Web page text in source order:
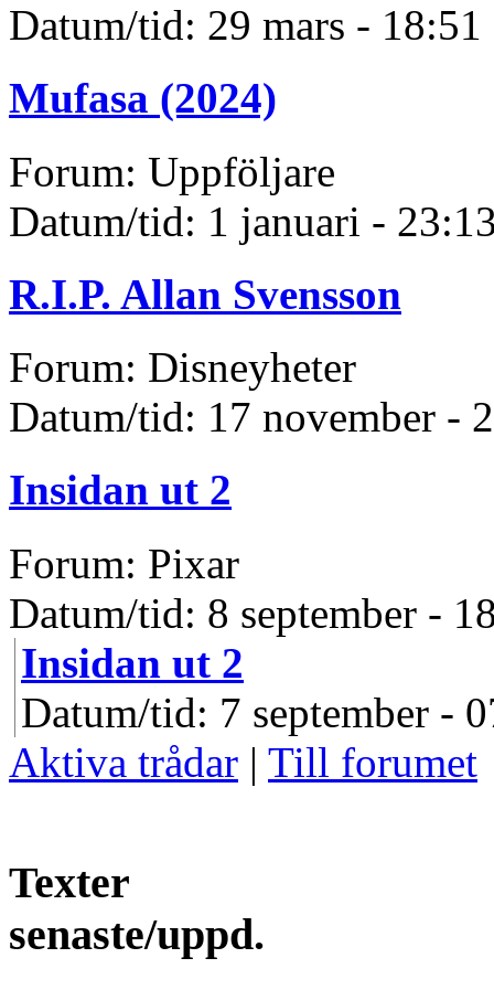
Datum/tid: 29 mars - 18:51
Mufasa (2024)
Forum: Uppföljare
Datum/tid: 1 januari -
R.I.P. Allan Svensson
Forum: Disneyheter
Datum/tid: 17 november -
Insidan ut 2
Forum: Pixar
Datum/tid: 8 september -
Insidan ut 2
Datum/tid: 7 september -
Aktiva trådar | Till forumet
Texter
senaste/uppd.